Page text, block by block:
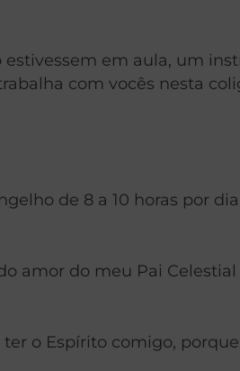
em aula, um
com vocês nesta
de 8 a 10 horas por
amor do meu Pai
o Espírito comigo,